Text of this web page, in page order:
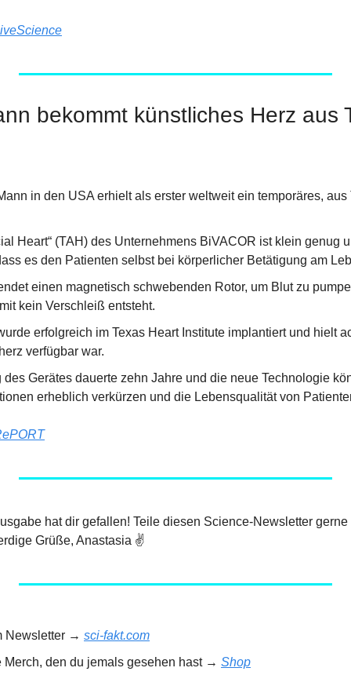
bekommt künstliches Herz aus
in den USA erhielt als erster weltweit ein temporäres, aus
Heart“ (TAH) des Unternehmens BiVACOR ist klein genug
es den Patienten selbst bei körperlicher Betätigung am
einen magnetisch schwebenden Rotor, um Blut zu
kein Verschleiß entsteht.
erfolgreich im Texas Heart Institute implantiert und hielt
verfügbar war.
Gerätes dauerte zehn Jahre und die neue Technologie
erheblich verkürzen und die Lebensqualität von
hat dir gefallen! Teile diesen Science-Newsletter
Grüße, Anastasia ✌️
Newsletter → sci-fakt.com
den du jemals gesehen hast → Shop